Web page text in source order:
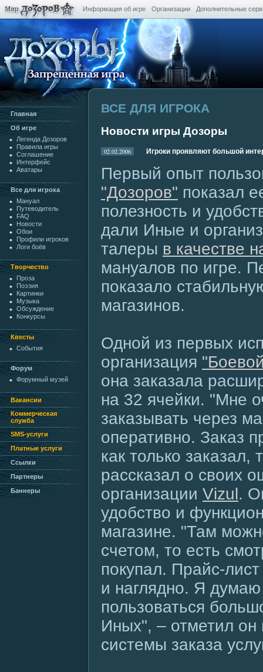
Информация об игре Организации Дополнительные
Главная
Oб игре
Легенда Дозоров
Правила игры
Cоглашение
Интерфейс
Аватары
Все для игрока
Мануал
Путеводитель
FAQ
Новости
Обои
Профили игроков
Логи боёв
Творчество
Проза
Поэзия
Картинки
Музыка
Обсуждение
Конкурсы
Квесты
События
Форум
Форумный музей
Вакансии
Коммерческая
служба
SMS-услуги
Платные услуги
Ссылки
Партнеры
Баннеры
ВСЕ ДЛЯ ИГРОКА
Новости игры Дозоры
02.02.2006 Игроки проявляют большой
Первый опыт
"Дозоров" показал
полезность и
дали Иные и
талеры в качестве
мануалов по игре.
показало
магазинов.
Одной из первых
организация
она заказала
на 32 ячейки. "Мне
заказывать через
оперативно. Заказ
как только заказал,
рассказал о своих
организации Vizul.
удобство и
магазине. "Там
счетом, то есть
покупал. Прайс-
и наглядно. Я
пользоваться
Иных", – отметил
системы заказа